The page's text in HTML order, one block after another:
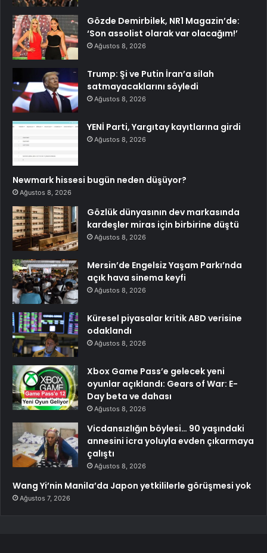
Gözde Demirbilek, NR1 Magazin’de:
‘Son assolist olarak var olacağım!’
Ağustos 8, 2026
Trump: Şi ve Putin İran’a silah
satmayacaklarını söyledi
Ağustos 8, 2026
YENİ Parti, Yargıtay kayıtlarına girdi
Ağustos 8, 2026
Newmark hissesi bugün neden düşüyor?
Ağustos 8, 2026
Gözlük dünyasının dev markasında
kardeşler miras için birbirine düştü
Ağustos 8, 2026
Mersin’de Engelsiz Yaşam Parkı’nda
açık hava sinema keyfi
Ağustos 8, 2026
Küresel piyasalar kritik ABD verisine
odaklandı
Ağustos 8, 2026
Xbox Game Pass’e gelecek yeni
oyunlar açıklandı: Gears of War: E-
Day beta ve dahası
Ağustos 8, 2026
Vicdansızlığın böylesi… 90 yaşındaki
annesini icra yoluyla evden çıkarmaya
çalıştı
Ağustos 8, 2026
Wang Yi’nin Manila’da Japon yetkililerle görüşmesi yok
Ağustos 7, 2026